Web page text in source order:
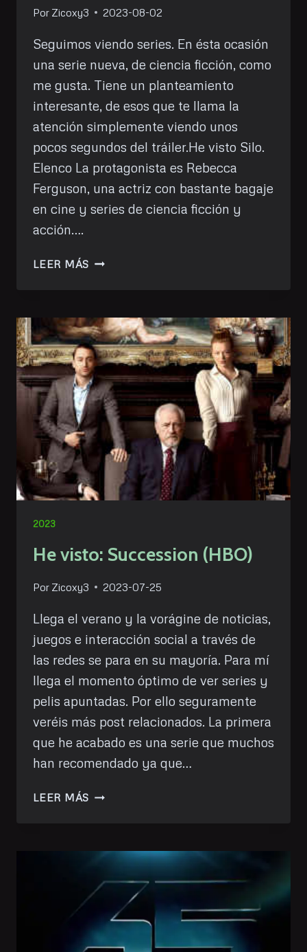
Por Zicoxy3 2023-08-02
Seguimos viendo series. En ésta ocasión
una serie nueva, de ciencia ficción, como
me gusta. Tiene un planteamiento
interesante, de esos que te llama la
atención simplemente viendo unos
pocos segundos del tráiler.He visto Silo.
Elenco La protagonista es Rebecca
Ferguson, una actriz con bastante bagaje
en cine y series de ciencia ficción y
acción….
LEER MÁS HE
1)
(AMC
–
APPLE
TV)
2023
He visto: Succession (HBO)
Por Zicoxy3 2023-07-25
Llega el verano y la vorágine de noticias,
juegos e interacción social a través de
las redes se para en su mayoría. Para mí
llega el momento óptimo de ver series y
pelis apuntadas. Por ello seguramente
veréis más post relacionados. La primera
que he acabado es una serie que muchos
han recomendado ya que…
LEER MÁS HE